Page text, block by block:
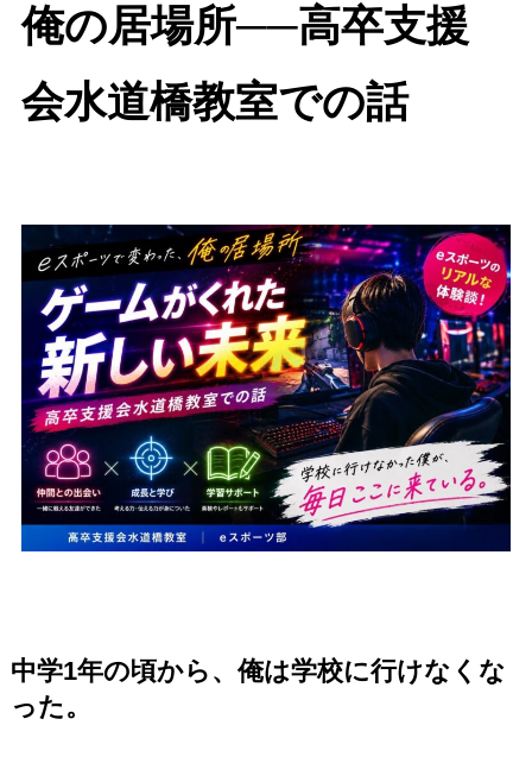
俺の居場所──高卒支援
会水道橋教室での話
中学1年の頃から、俺は学校に行けなくな
った。